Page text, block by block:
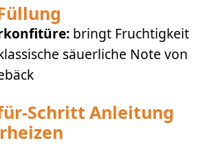
bringt Fruchtigkeit
säuerliche Note von
Schritt Anleitung